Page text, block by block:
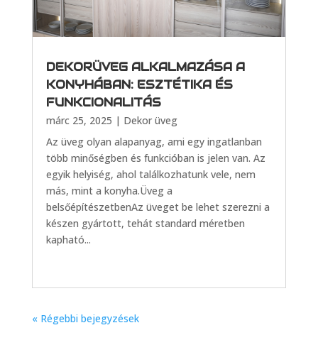
DEKORÜVEG ALKALMAZÁSA A
KONYHÁBAN: ESZTÉTIKA ÉS
FUNKCIONALITÁS
márc 25, 2025 | Dekor üveg
Az üveg olyan alapanyag, ami egy ingatlanban
több minőségben és funkcióban is jelen van. Az
egyik helyiség, ahol találkozhatunk vele, nem
más, mint a konyha.Üveg a
belsőépítészetbenAz üveget be lehet szerezni a
készen gyártott, tehát standard méretben
kapható...
« Régebbi bejegyzések